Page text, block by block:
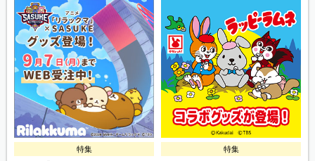
特集 特集